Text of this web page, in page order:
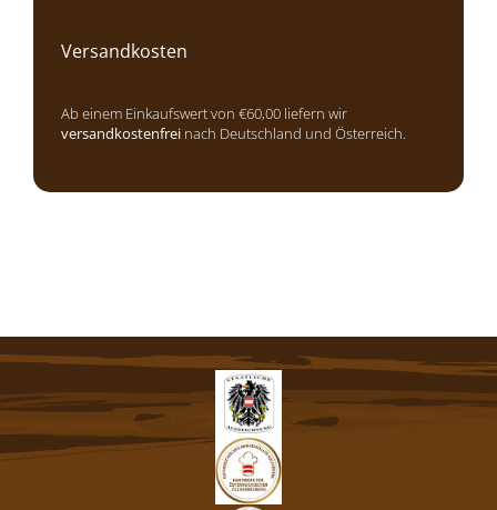
Versandkosten
Ab einem Einkaufswert von €60,00 liefern wir
versandkostenfrei nach Deutschland und Österreich.